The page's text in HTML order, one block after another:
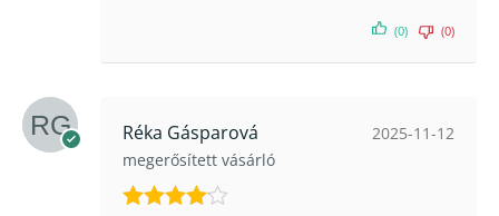
(0) (0)
Réka Gásparová
megerősített vásárló
2025-11-12